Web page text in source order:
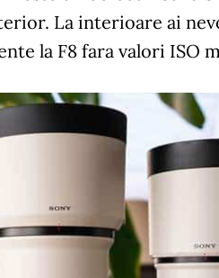
La interioare ai
la F8 fara valori ISO